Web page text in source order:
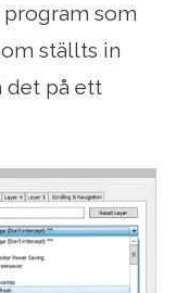
som
ställts in
det på ett